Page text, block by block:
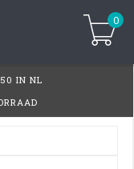
0
IN NL